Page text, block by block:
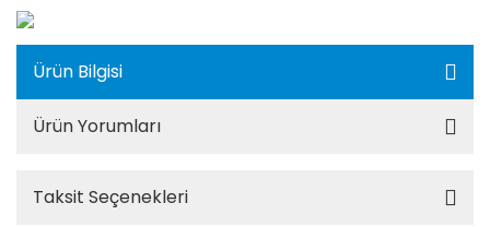
Ürün Bilgisi
Ürün Yorumları
Taksit Seçenekleri